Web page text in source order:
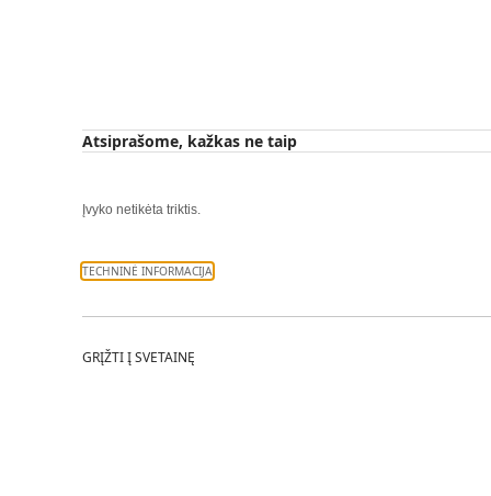
Atsiprašome, kažkas ne taip
Įvyko netikėta triktis.
TECHNINĖ INFORMACIJA
GRĮŽTI Į SVETAINĘ